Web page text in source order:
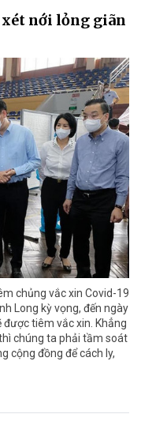
xét nới lỏng giãn
chủng vắc xin Covid-19
Long kỳ vọng, đến ngày
được tiêm vắc xin. Khẳng
chúng ta phải tầm soát
cộng đồng để cách ly,